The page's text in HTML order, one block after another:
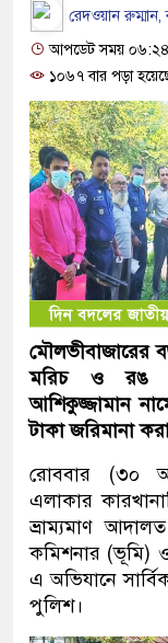
রেদওয়ান রুম্মান,
আপডেট সময়
১০৬৭ বার পড়া
মৌলভীবাজারের
মরিচ ও রঙ
আশিকুজ্জামান
টাকা জরিমানা
রোববার (৩০
এলাকার
ভ্রাম্যমাণ
কমিশনার (ভূমি) ও
এ অভিযানে
পুলিশ।